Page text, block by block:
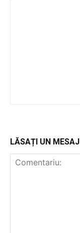
LĂSAȚI UN MESAJ